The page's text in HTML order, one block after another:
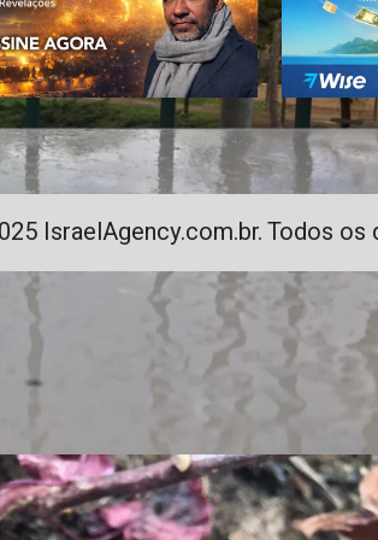
IsraelAgency.com.br. Todos os